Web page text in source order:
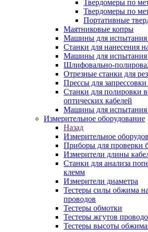
Твердомеры по
Твердомеры по
Портативные
Маятниковые копры
Машины для
Станки для нанесения
Машины для испытания
Шлифовально-
Отрезные станки для
Прессы для запрессовки
Станки для полировки
оптических кабелей
Машины для испытания
Измерительное оборудование
Назад
Измерительное
Приборы для проверки
Измерители длины
Станки для анализа
клемм
Измерители диаметра
Тестеры силы обжима
проводов
Тестеры обмотки
Тестеры жгутов
Тестеры высоты